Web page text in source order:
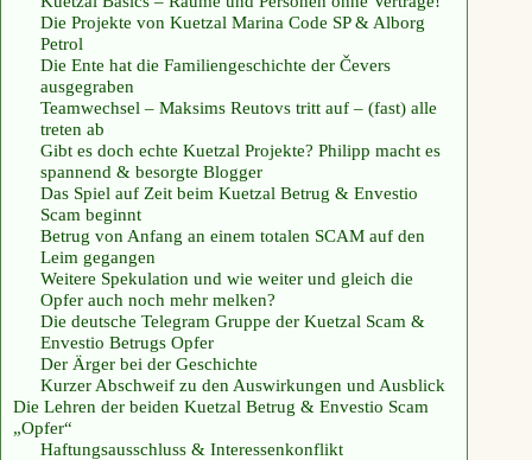
Die Projekte von Kuetzal Marina Code SP & Alborg
Petrol
Die Ente hat die Familiengeschichte der Čevers
ausgegraben
Teamwechsel – Maksims Reutovs tritt auf – (fast) alle
treten ab
Gibt es doch echte Kuetzal Projekte? Philipp macht es
spannend & besorgte Blogger
Das Spiel auf Zeit beim Kuetzal Betrug & Envestio
Scam beginnt
Betrug von Anfang an einem totalen SCAM auf den
Leim gegangen
Weitere Spekulation und wie weiter und gleich die
Opfer auch noch mehr melken?
Die deutsche Telegram Gruppe der Kuetzal Scam &
Envestio Betrugs Opfer
Der Ärger bei der Geschichte
Kurzer Abschweif zu den Auswirkungen und Ausblick
Die Lehren der beiden Kuetzal Betrug & Envestio Scam
„Opfer“
Haftungsausschluss & Interessenkonflikt